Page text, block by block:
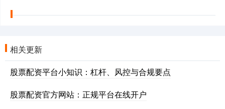
相关更新
股票配资平台小知识：杠杆、风控与合规要点
股票配资官方网站：正规平台在线开户